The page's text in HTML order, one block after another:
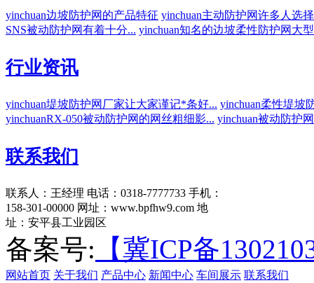
yinchuan边坡防护网的产品特征 yinchuan主动防护网许多人选
SNS被动防护网有着十分... yinchuan知名的边坡柔性防护网大
行业资讯
yinchuan堤坡防护网厂家让大家谨记*条好... yinchuan柔性堤坡
yinchuanRX-050被动防护网的网丝粗细影... yinchuan被动防护
联系我们
联系人：王经理 电话：0318-7777733 手机：
158-301-00000 网址：www.bpfhw9.com 地
址：安平县工业园区
备案号: 【冀ICP备
网站首页 关于我们 产品中心 新闻中心 车间展示 联系我们